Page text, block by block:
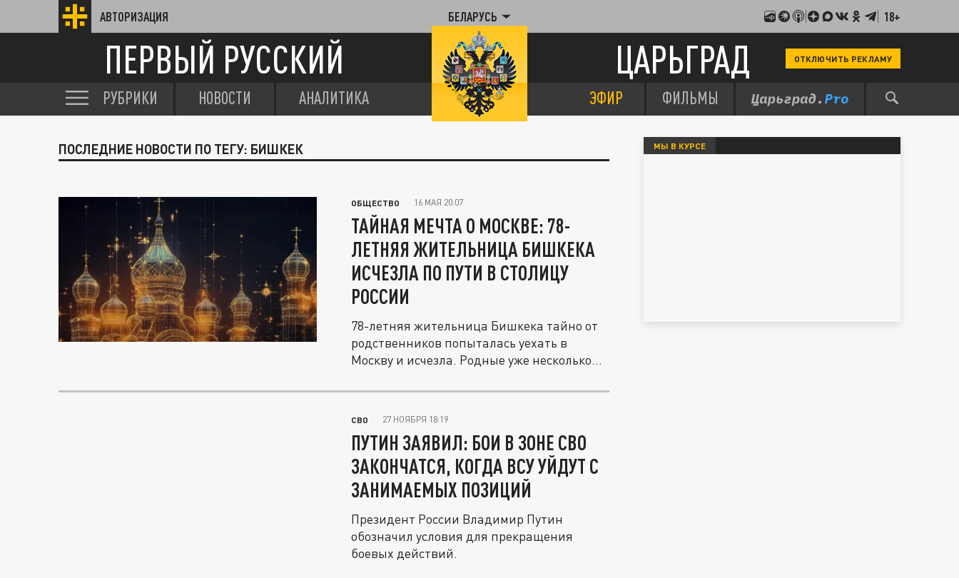
АВТОРИЗАЦИЯ БЕЛАРУСЬ 18+
ПЕРВЫЙ РУССКИЙ ЦАРЬГРАД ОТКЛЮЧИТЬ РЕКЛАМУ
РУБРИКИ НОВОСТИ АНАЛИТИКА ЭФИР ФИЛЬМЫ
ПОСЛЕДНИЕ НОВОСТИ ПО ТЕГУ: БИШКЕК
ОБЩЕСТВО 16 МАЯ 20:07
ТАЙНАЯ МЕЧТА О МОСКВЕ: 78-
ЛЕТНЯЯ ЖИТЕЛЬНИЦА БИШКЕКА
ИСЧЕЗЛА ПО ПУТИ В СТОЛИЦУ
РОССИИ
78-летняя жительница Бишкека тайно от
родственников попыталась уехать в
Москву и исчезла. Родные уже несколько...
СВО 27 НОЯБРЯ 18:19
ПУТИН ЗАЯВИЛ: БОИ В ЗОНЕ СВО
ЗАКОНЧАТСЯ, КОГДА ВСУ УЙДУТ С
ЗАНИМАЕМЫХ ПОЗИЦИЙ
Президент России Владимир Путин
обозначил условия для прекращения
боевых действий.
МЫ В КУРСЕ